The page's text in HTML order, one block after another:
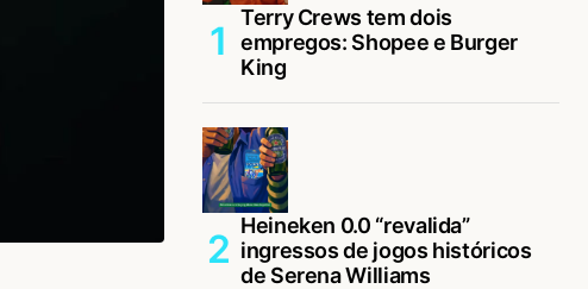
Terry Crews tem dois
empregos: Shopee e Burger
King
Heineken 0.0 “revalida”
ingressos de jogos históricos
de Serena Williams